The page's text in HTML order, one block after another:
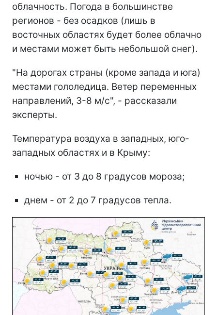
облачность. Погода в большинстве
регионов - без осадков (лишь в
восточных областях будет более облачно
и местами может быть небольшой снег).
"На дорогах страны (кроме запада и юга)
местами гололедица. Ветер переменных
направлений, 3-8 м/с", - рассказали
эксперты.
Температура воздуха в западных, юго-
западных областях и в Крыму:
ночью - от 3 до 8 градусов мороза;
днем - от 2 до 7 градусов тепла.